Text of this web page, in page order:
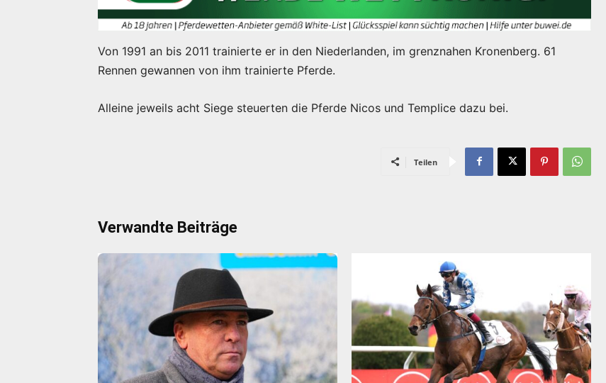
Von 1991 an bis 2011 trainierte er in den Niederlanden, im grenznahen Kronenberg. 61
Rennen gewannen von ihm trainierte Pferde.
Alleine jeweils acht Siege steuerten die Pferde Nicos und Templice dazu bei.
Teilen
Verwandte Beiträge